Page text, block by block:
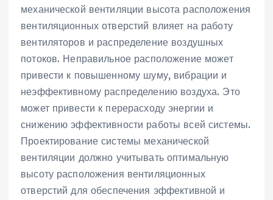
механической вентиляции высота расположения
вентиляционных отверстий влияет на работу
вентиляторов и распределение воздушных
потоков. Неправильное расположение может
привести к повышенному шуму‚ вибрации и
неэффективному распределению воздуха. Это
может привести к перерасходу энергии и
снижению эффективности работы всей системы.
Проектирование системы механической
вентиляции должно учитывать оптимальную
высоту расположения вентиляционных
отверстий для обеспечения эффективной и